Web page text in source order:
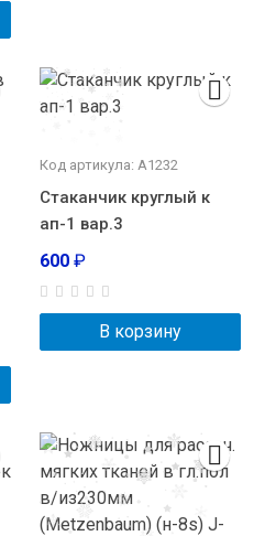
Код артикула: А1232
Стаканчик круглый к
ап-1 вар.3
600 ₽
В корзину